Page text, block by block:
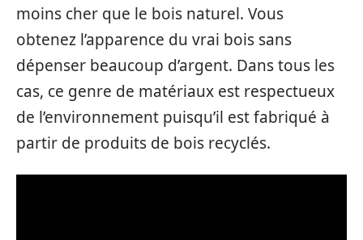
moins cher que le bois naturel. Vous
obtenez l’apparence du vrai bois sans
dépenser beaucoup d’argent. Dans tous les
cas, ce genre de matériaux est respectueux
de l’environnement puisqu’il est fabriqué à
partir de produits de bois recyclés.